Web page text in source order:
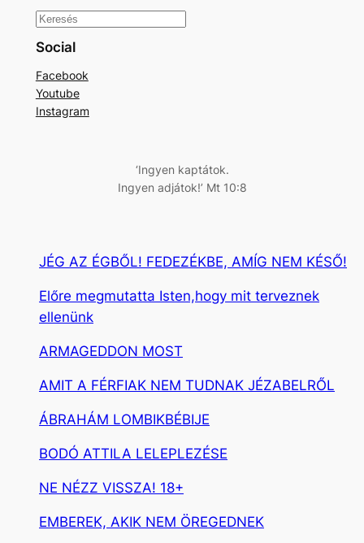
K
e
e
s
Social
Facebook
Youtube
Instagram
‘Ingyen kaptátok.
Ingyen adjátok!’ Mt 10:8
JÉG AZ ÉGBŐL! FEDEZÉKBE, AMÍG NEM KÉSŐ!
Előre megmutatta Isten,hogy mit terveznek
ellenünk
ARMAGEDDON MOST
AMIT A FÉRFIAK NEM TUDNAK JÉZABELRŐL
ÁBRAHÁM LOMBIKBÉBIJE
BODÓ ATTILA LELEPLEZÉSE
NE NÉZZ VISSZA! 18+
EMBEREK, AKIK NEM ÖREGEDNEK